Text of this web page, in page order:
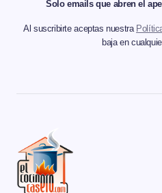
Solo emails que abren el
Al suscribirte aceptas nuestra
baja en